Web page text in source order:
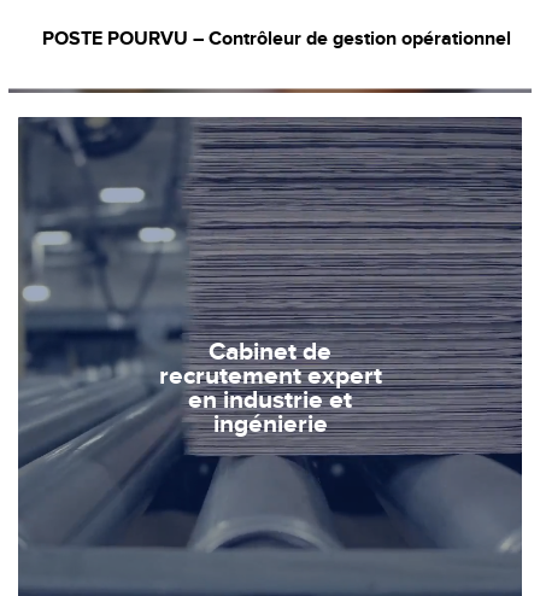
POSTE POURVU – Contrôleur de gestion opérationnel
Cabinet de
recrutement expert
en industrie et
ingénierie